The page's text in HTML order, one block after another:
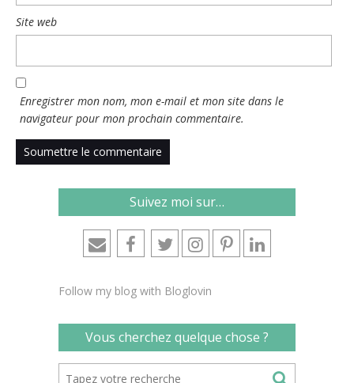
Site web
Enregistrer mon nom, mon e-mail et mon site dans le
navigateur pour mon prochain commentaire.
Suivez moi sur…
Follow my blog with Bloglovin
Vous cherchez quelque chose ?